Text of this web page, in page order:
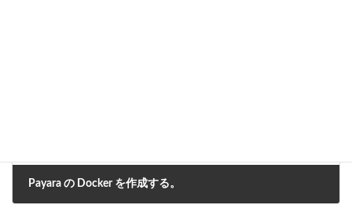
Payara の Docker を作成する。